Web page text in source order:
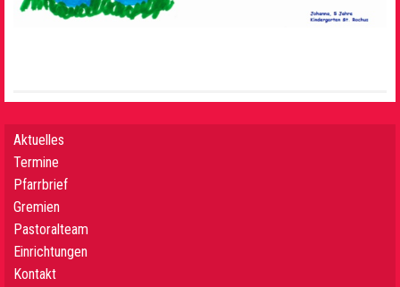
Aktuelles
Termine
Pfarrbrief
Gremien
Pastoralteam
Einrichtungen
Kontakt